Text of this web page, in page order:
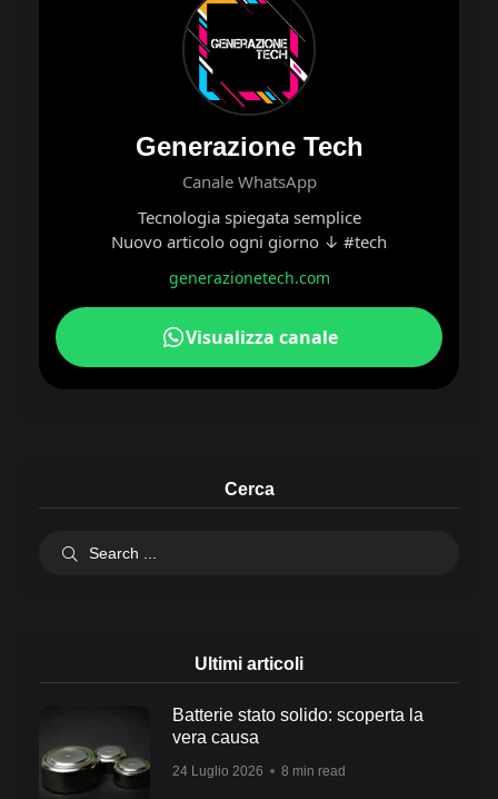
Generazione Tech
Canale WhatsApp
Tecnologia spiegata semplice
Nuovo articolo ogni giorno ↓ #tech
generazionetech.com
Visualizza canale
Cerca
Ultimi articoli
Batterie stato solido: scoperta la
vera causa
24 Luglio 2026 8 min read